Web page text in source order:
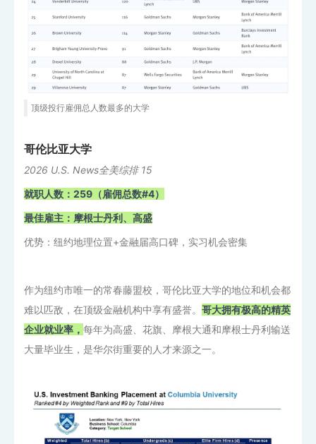
顶级投行雇佣总人数最多的大学
哥伦比亚大学
2026 U.S. News全美综排 15
就职人数：259（雇佣总数#4）
最佳雇主：摩根士丹利、高盛
优势：纽约地理位置+金融届高口碑，实习机会密集
作为纽约市唯一的常春藤盟校，哥伦比亚大学的地位和机会都
难以匹敌，在顶级金融机构中享有盛誉。 哥大拥有极高的精英
企业就业率， 每年为高盛、花旗、摩根大通和摩根士丹利输送
大量毕业生，是华尔街重要的人才来源之一。